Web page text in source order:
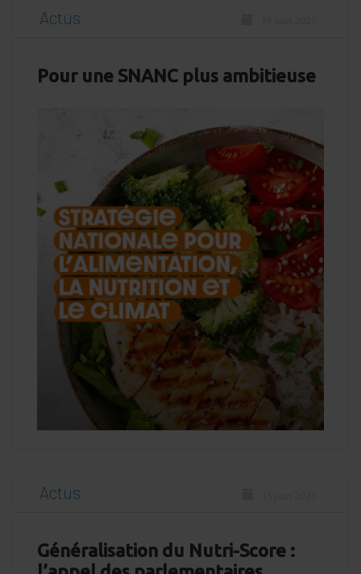
Actus
Pour une SNANC plus ambitieuse
Actus
Généralisation du Nutri-Score :